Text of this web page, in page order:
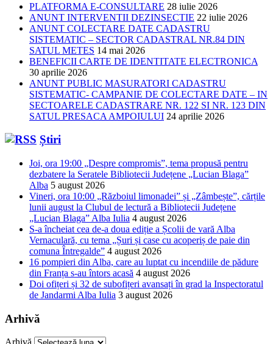
PLATFORMA E-CONSULTARE 28 iulie 2026
ANUNT INTERVENTII DEZINSECTIE 22 iulie 2026
ANUNT COLECTARE DATE CADASTRU
SISTEMATIC – SECTOR CADASTRAL NR.84 DIN
SATUL METES 14 mai 2026
BENEFICII CARTE DE IDENTITATE ELECTRONICA
30 aprilie 2026
ANUNT PUBLIC MASURATORI CADASTRU
SISTEMATIC- CAMPANIE DE COLECTARE DATE – IN
SECTOARELE CADASTRARE NR. 122 SI NR. 123 DIN
SATUL PRESACA AMPOIULUI 24 aprilie 2026
Știri
Joi, ora 19:00 „Despre compromis”, tema propusă pentru
dezbatere la Seratele Bibliotecii Județene „Lucian Blaga”
Alba 5 august 2026
Vineri, ora 10:00 „Războiul limonadei” și „Zâmbește”, cărțile
lunii august la Clubul de lectură a Bibliotecii Județene
„Lucian Blaga” Alba Iulia 4 august 2026
S-a încheiat cea de-a doua ediție a Școlii de vară Alba
Vernaculară, cu tema „Șuri și case cu acoperiș de paie din
comuna Întregalde” 4 august 2026
16 pompieri din Alba, care au luptat cu incendiile de pădure
din Franța s-au întors acasă 4 august 2026
Doi ofițeri și 32 de subofițeri avansați în grad la Inspectoratul
de Jandarmi Alba Iulia 3 august 2026
Arhivă